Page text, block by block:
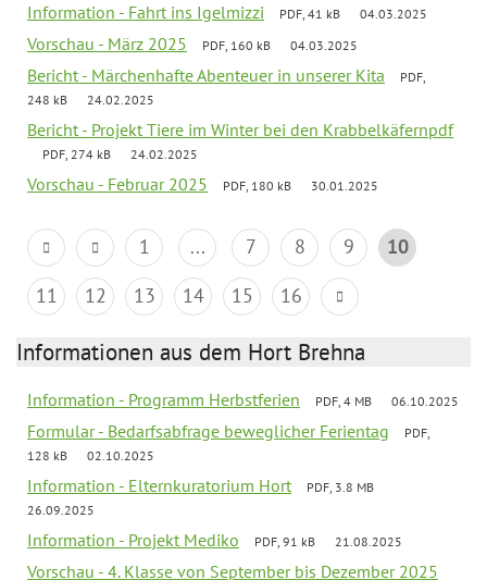
Information - Fahrt ins Igelmizzi PDF, 41 kB 04.03.2025
Vorschau - März 2025 PDF, 160 kB 04.03.2025
Bericht - Märchenhafte Abenteuer in unserer Kita
PDF,
248 kB
24.02.2025
Bericht - Projekt Tiere im Winter bei den Krabbelkäfernpdf
PDF, 274 kB 24.02.2025
Vorschau - Februar 2025 PDF, 180 kB 30.01.2025
1 ... 7 8 9
10
11
12 13 14 15 16
Informationen aus dem Hort Brehna
Information - Programm Herbstferien PDF, 4 MB 06.10.2025
Formular - Bedarfsabfrage beweglicher Ferientag
PDF,
128 kB
02.10.2025
Information - Elternkuratorium Hort
PDF, 3.8 MB
26.09.2025
Information - Projekt Mediko PDF, 91 kB 21.08.2025
Vorschau - 4. Klasse von September bis Dezember 2025